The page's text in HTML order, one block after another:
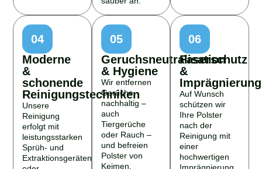
04
Moderne
&
schonende
Reinigungstechniken
Unsere
Reinigung
erfolgt mit
leistungsstarken
Sprüh- und
Extraktionsgeräten
oder
05
Geruchsneutralisation
& Hygiene
Wir entfernen
Gerüche
nachhaltig –
auch
Tiergerüche
oder Rauch –
und befreien
Polster von
Keimen,
06
Faserschutz
&
Imprägnierung
Auf Wunsch
schützen wir
Ihre Polster
nach der
Reinigung mit
einer
hochwertigen
Imprägnierung.